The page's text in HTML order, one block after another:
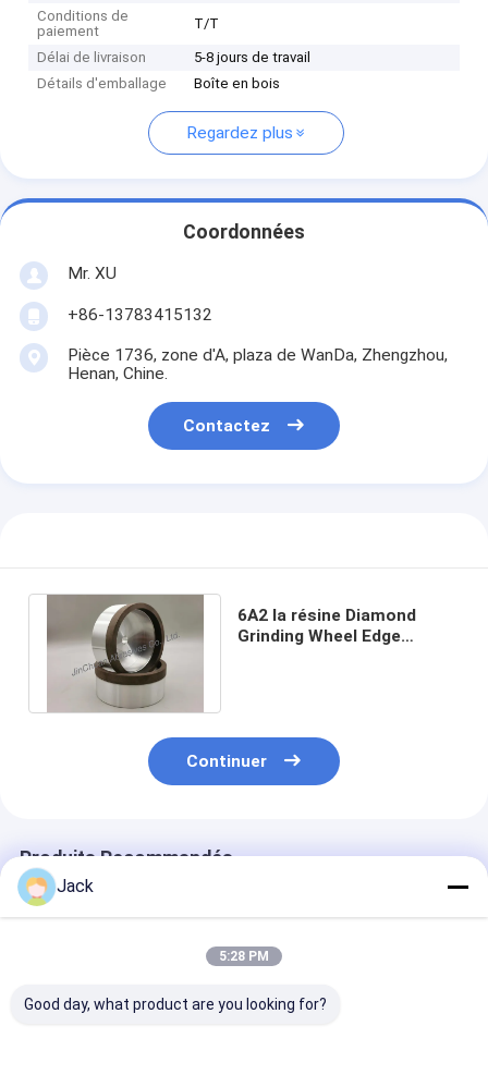
Conditions de
paiement
T/T
Délai de livraison
5-8 jours de travail
Détails d'emballage
Boîte en bois
Regardez plus
Coordonnées
Mr. XU
+86-13783415132
Pièce 1736, zone d'A, plaza de WanDa, Zhengzhou,
Henan, Chine.
Contactez
6A2 la résine Diamond
Grinding Wheel Edge
Continuer
Produits Recommandés
Jack
5:28 PM
Good day, what product are you looking for?